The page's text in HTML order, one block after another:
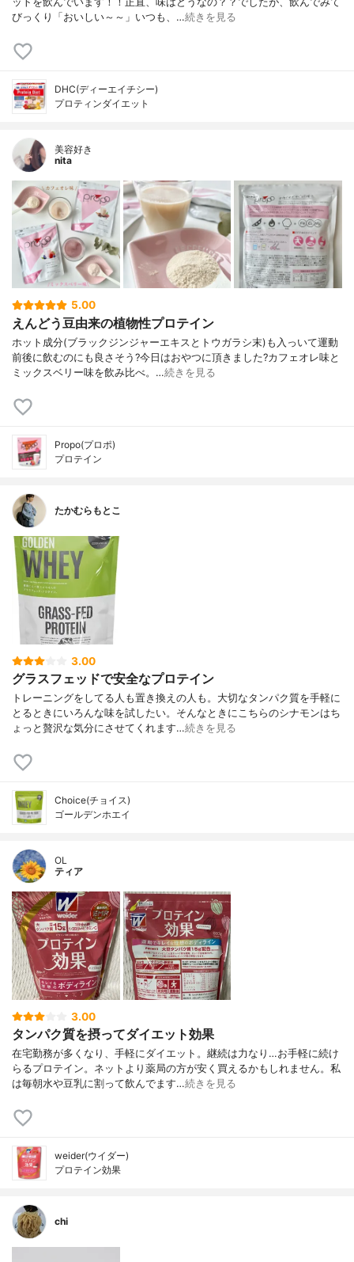
びっくり「おいしい～～」いつも、…続きを見る
DHC(ディーエイチシー)
プロティンダイエット
美容好き
nita
5.00
えんどう豆由来の植物性プロテイン
ホット成分(ブラックジンジャーエキスとトウガラシ末)も入っいて運動
前後に飲むのにも良さそう?今日はおやつに頂きました?カフェオレ味と
ミックスベリー味を飲み比べ。…続きを見る
Propo(プロポ)
プロテイン
たかむらもとこ
3.00
グラスフェッドで安全なプロテイン
トレーニングをしてる人も置き換えの人も。大切なタンパク質を手軽に
とるときにいろんな味を試したい。そんなときにこちらのシナモンはち
ょっと贅沢な気分にさせてくれます…続きを見る
Choice(チョイス)
ゴールデンホエイ
OL
ティア
3.00
タンパク質を摂ってダイエット効果
在宅勤務が多くなり、手軽にダイエット。継続は力なり…お手軽に続け
らるプロテイン。ネットより薬局の方が安く買えるかもしれません。私
は毎朝水や豆乳に割って飲んでます…続きを見る
weider(ウイダー)
プロテイン効果
chi